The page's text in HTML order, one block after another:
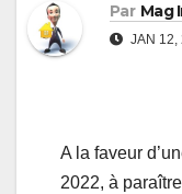
Par Mag
JAN 12,
A la faveur
2022, à